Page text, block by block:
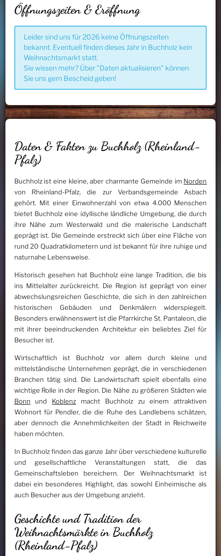
Öffnungszeiten & Eröffnung
Leider sind uns für 2026 keine Öffnungszeiten
bekannt. Eventuell finden dieses Jahr in Buchholz kein
Weihnachtsmarkt statt.
Sie wissen mehr? Über "Daten aktualisieren" können
Sie uns gern Bescheid geben!
Daten & Fakten zu Buchholz (Rheinland-
Pfalz)
Buchholz ist eine kleine, aber charmante Gemeinde im Norden
von Rheinland-Pfalz, die zur Verbandsgemeinde Asbach
gehört. Mit einer Einwohnerzahl von etwa 4.000 Menschen
bietet Buchholz eine idyllische ländliche Umgebung, die durch
ihre Nähe zum Westerwald und die malerische Landschaft
geprägt ist. Die Gemeinde erstreckt sich über eine Fläche von
rund 20 Quadratkilometern und ist bekannt für ihre ruhige und
naturnahe Lebensweise.
Historisch gesehen hat Buchholz eine lange Tradition, die bis
ins Mittelalter zurückreicht. Die Region ist geprägt von einer
abwechslungsreichen Geschichte, die sich in den zahlreichen
historischen Gebäuden und Denkmälern widerspiegelt.
Besonders erwähnenswert ist die Pfarrkirche St. Pantaleon, die
mit ihrer beeindruckenden Architektur ein beliebtes Ziel für
Besucher ist.
Wirtschaftlich ist Buchholz vor allem durch kleine und
mittelständische Unternehmen geprägt, die in verschiedenen
Branchen tätig sind. Die Landwirtschaft spielt ebenfalls eine
wichtige Rolle in der Region. Die Nähe zu größeren Städten wie
Bonn und Koblenz macht Buchholz zu einem attraktiven
Wohnort für Pendler, die die Ruhe des Landlebens schätzen,
aber dennoch die Annehmlichkeiten der Stadt in Reichweite
haben möchten.
In Buchholz finden das ganze Jahr über verschiedene kulturelle
und gesellschaftliche Veranstaltungen statt, die das
Gemeinschaftsleben bereichern. Der Weihnachtsmarkt ist
dabei ein besonderes Highlight, das sowohl Einheimische als
auch Besucher aus der Umgebung anzieht.
Geschichte und Tradition der
Weihnachtsmärkte in Buchholz
(Rheinland-Pfalz)